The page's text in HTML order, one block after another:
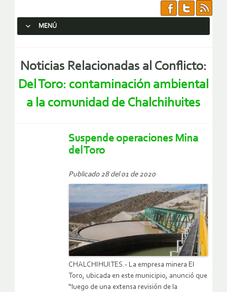
MENÚ
Noticias Relacionadas al Conflicto:
Del Toro: contaminación ambiental
a la comunidad de Chalchihuites
Suspende operaciones Mina
del Toro
Publicado 28 del 01 de 2020
CHALCHIHUITES.- La empresa minera El
Toro, ubicada en este municipio, anunció que
“luego de una extensa revisión de la